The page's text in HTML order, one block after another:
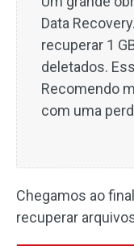
Data
recuperar 1
deletados.
Recomendo
com uma
Chegamos ao
recuperar